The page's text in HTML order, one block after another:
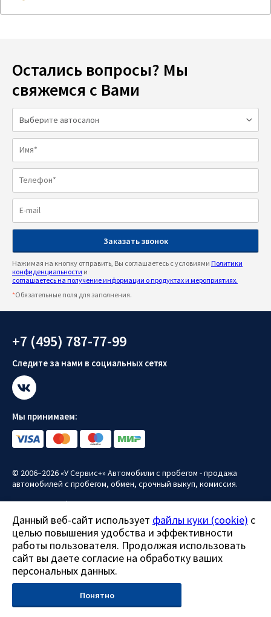
Остались вопросы? Мы
свяжемся с Вами
Нажимая на кнопку отправить, Вы соглашаетесь с условиями Политики
конфиденциальности и
соглашаетесь на получение информации о продуктах и мероприятиях.
*Обязательные поля для заполнения.
+7 (495) 787-77-99
Следите за нами в социальных сетях
Мы принимаем:
© 2006–2026 «У Сервис+» Автомобили с пробегом - продажа
автомобилей с пробегом, обмен, срочный выкуп, комиссия.
Политика конфиденциальности
Политика использования файлов куки (cookie)
Согласие на обработку персональных данных
Все права защищены.
Данный сайт носит информационно-справочный характер и ни
при каких условиях не является публичной офертой.
Данный веб-сайт использует файлы куки (cookie) с
целью повышения удобства и эффективности
работы пользователя. Продолжая использовать
сайт вы даете согласие на обработку ваших
персональных данных.
Понятно